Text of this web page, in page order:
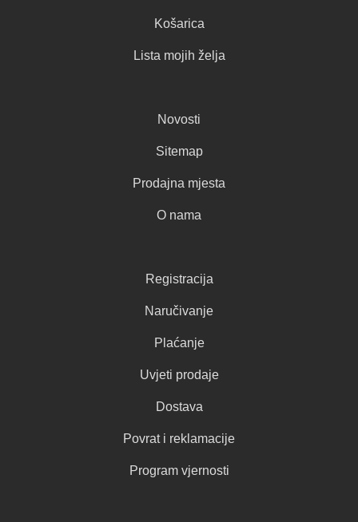
Košarica
Lista mojih želja
Novosti
Sitemap
Prodajna mjesta
O nama
Registracija
Naručivanje
Plaćanje
Uvjeti prodaje
Dostava
Povrat i reklamacije
Program vjernosti